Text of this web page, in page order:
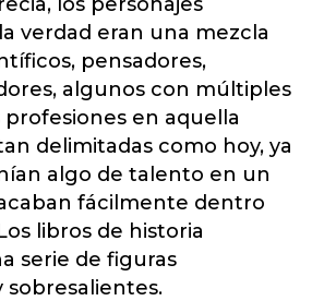
verdad eran una mezcla
pensadores,
algunos con múltiples
profesiones en aquella
delimitadas como hoy, ya
algo de talento en un
fácilmente dentro
libros de historia
serie de figuras
sobresalientes.